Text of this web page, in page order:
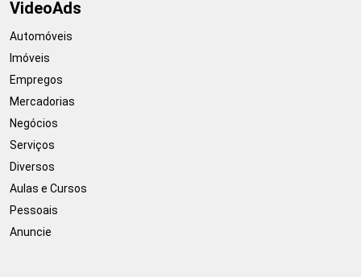
VideoAds
Automóveis
Imóveis
Empregos
Mercadorias
Negócios
Serviços
Diversos
Aulas e Cursos
Pessoais
Anuncie